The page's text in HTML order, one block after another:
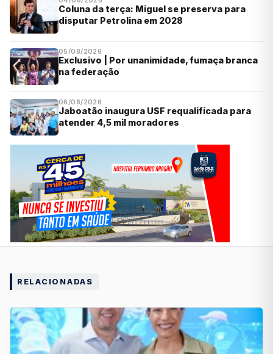
Coluna da terça: Miguel se preserva para
disputar Petrolina em 2028
05/08/2026
Exclusivo | Por unanimidade, fumaça branca
na federação
06/08/2026
Jaboatão inaugura USF requalificada para
atender 4,5 mil moradores
RELACIONADAS